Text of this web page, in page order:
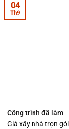
Công trình đã làm
Giá xây nhà trọn
04
Th9